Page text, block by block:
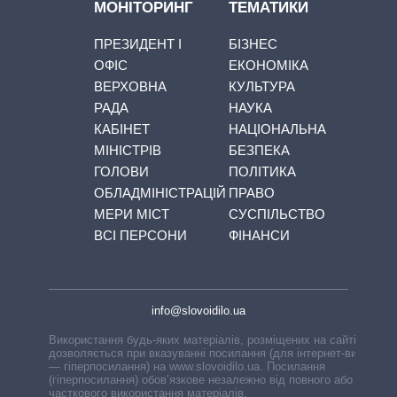
МОНІТОРИНГ
ПРЕЗИДЕНТ І
ОФІС
ВЕРХОВНА
РАДА
КАБІНЕТ
МІНІСТРІВ
ГОЛОВИ
ОБЛАДМІНІСТРАЦІЙ
МЕРИ МІСТ
ВСІ ПЕРСОНИ
ТЕМАТИКИ
БІЗНЕС
ЕКОНОМІКА
КУЛЬТУРА
НАУКА
НАЦІОНАЛЬНА
БЕЗПЕКА
ПОЛІТИКА
ПРАВО
СУСПІЛЬСТВО
ФІНАНСИ
info@slovoidilo.ua
Використання будь-яких матеріалів, розміщених на сайті,
дозволяється при вказуванні посилання (для інтернет-видань
— гіперпосилання) на www.slovoidilo.ua. Посилання
(гіперпосилання) обов’язкове незалежно від повного або
часткового використання матеріалів.